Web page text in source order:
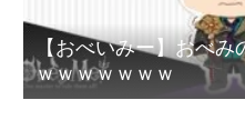
【おべいみー】おべ
ｗｗｗｗｗｗｗ